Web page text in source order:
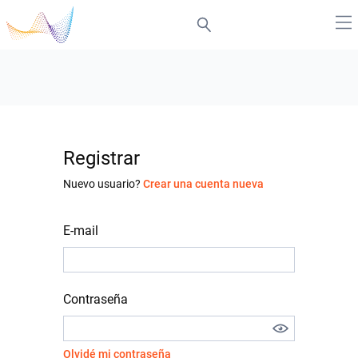
Registrar
Nuevo usuario? Crear una cuenta nueva
E-mail
Contraseña
Olvidé mi contraseña